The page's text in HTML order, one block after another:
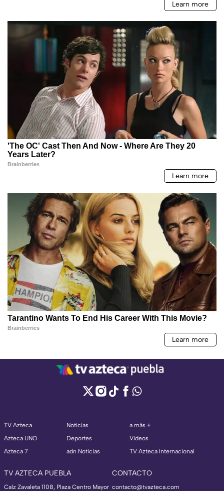
TV Azteca
Azteca UNO
Azteca 7
Noticias
Deportes
adn Noticias
a más +
Videos
TV Azteca Internacional
TV AZTECA PUEBLA
Calz Zavaleta 1108, Plaza Centro Mayor
CONTACTO
contacto@tvazteca.com